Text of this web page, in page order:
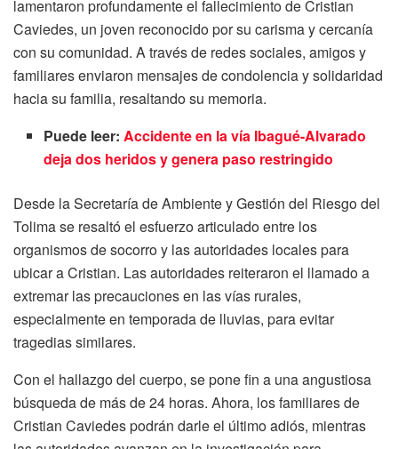
lamentaron profundamente el fallecimiento de Cristian
Caviedes, un joven reconocido por su carisma y cercanía
con su comunidad. A través de redes sociales, amigos y
familiares enviaron mensajes de condolencia y solidaridad
hacia su familia, resaltando su memoria.
Puede leer: Accidente en la vía Ibagué-Alvarado
deja dos heridos y genera paso restringido
Desde la Secretaría de Ambiente y Gestión del Riesgo del
Tolima se resaltó el esfuerzo articulado entre los
organismos de socorro y las autoridades locales para
ubicar a Cristian. Las autoridades reiteraron el llamado a
extremar las precauciones en las vías rurales,
especialmente en temporada de lluvias, para evitar
tragedias similares.
Con el hallazgo del cuerpo, se pone fin a una angustiosa
búsqueda de más de 24 horas. Ahora, los familiares de
Cristian Caviedes podrán darle el último adiós, mientras